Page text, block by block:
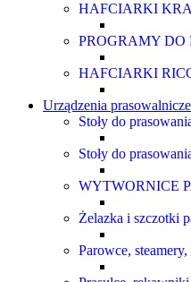
HAFCIARKI
PROGRAMY
HAFCIARKI
Urządzenia prasowalnicze
Stoły do
Stoły do
WYTWORNICE
Żelazka i szczotki
Parowce,